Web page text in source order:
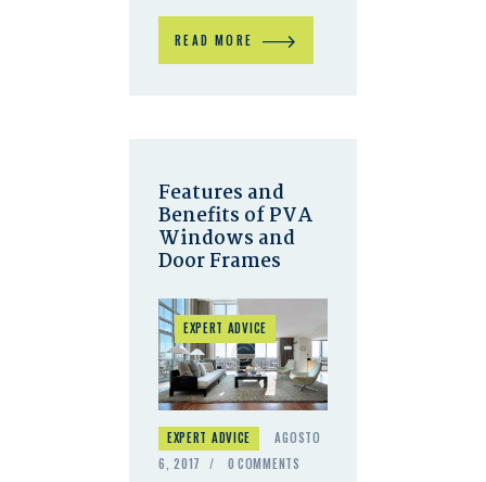
READ MORE
Features and
Benefits of PVA
Windows and
Door Frames
EXPERT ADVICE
EXPERT ADVICE
AGOSTO
6, 2017
0 COMMENTS